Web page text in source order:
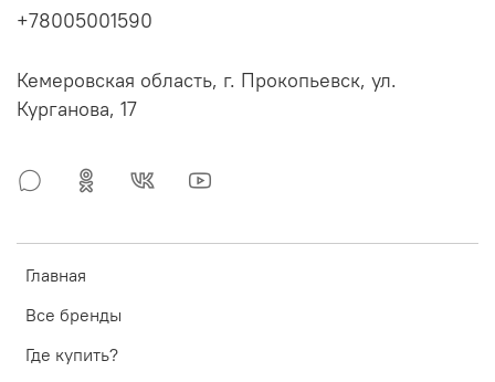
Главная
Все бренды
Где купить?
+78005001590
Кемеровская область, г. Прокопьевск, ул.
Курганова, 17